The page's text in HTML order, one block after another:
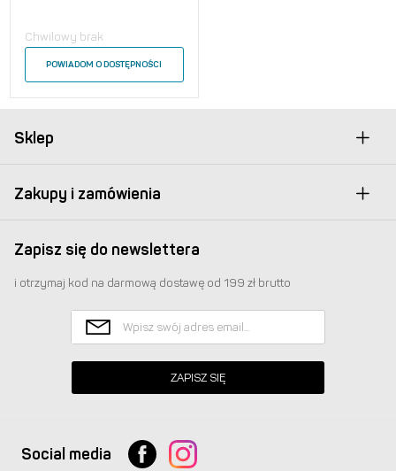
Chwilowy brak
POWIADOM O DOSTĘPNOŚCI
Sklep
Zakupy i zamówienia
Zapisz się do newslettera
i otrzymaj kod na darmową dostawę od 199 zł brutto
ZAPISZ SIĘ
Social media